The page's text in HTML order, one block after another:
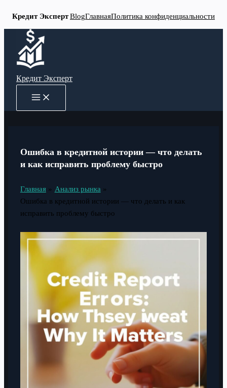
Кредит ЭкспертBlogГлавнаяПолитика конфиденциальности
Перейти
содержимому
Кредит Эксперт
MAIN
MENU
Ошибка в кредитной истории — что делать
и как исправить проблему быстро
Главная
Анализ рынка
Ошибка в кредитной истории — что делать и как
исправить проблему быстро